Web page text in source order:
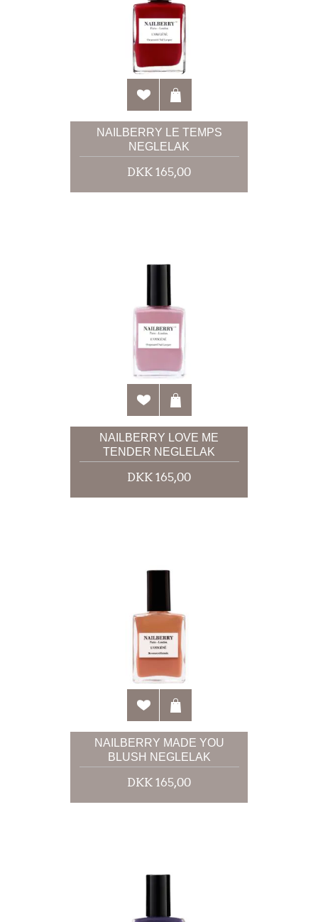
NAILBERRY LE TEMPS
NEGLELAK
DKK 165,00
NAILBERRY LOVE ME
TENDER NEGLELAK
DKK 165,00
NAILBERRY MADE YOU
BLUSH NEGLELAK
DKK 165,00